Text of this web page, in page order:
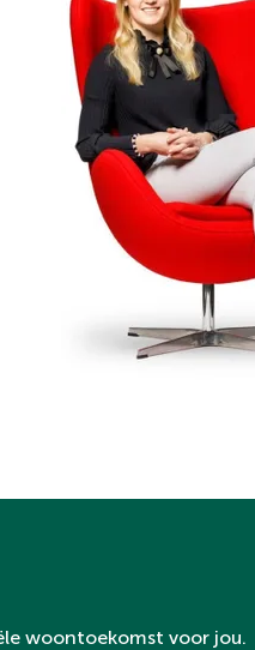
woontoekomst voor jou.